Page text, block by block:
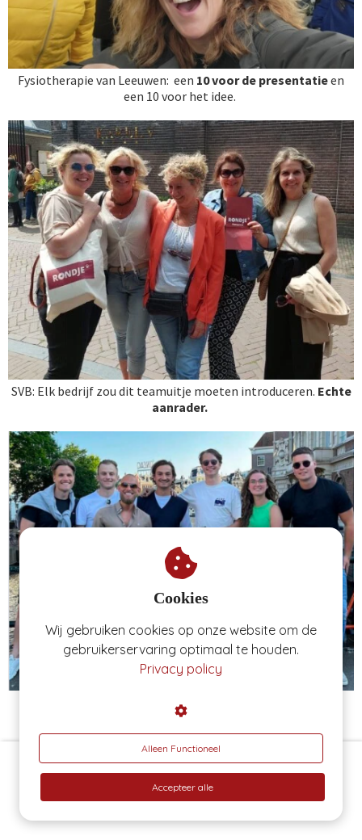
Fysiotherapie van Leeuwen: een 10voor de presentatieen
een 10 voor het idee.
SVB: Elk bedrijf zou dit teamuitje moeten introduceren. Echte
aanrader.
Studentenbureau: we hebben het inmiddels
gedaan
Even online sparren?
Beoordeeld met 4.9 sterren
Cookies
Wij gebruiken cookies op onze website om de
gebruikerservaring optimaal te houden.
Privacy policy
Alleen Functioneel
Accepteer alle